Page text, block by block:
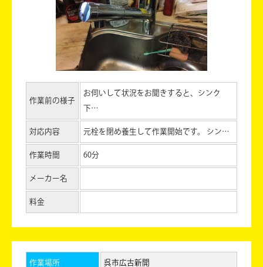
作業前の様子
お伺いして状況をお聞きすると、シンク
下…
対応内容 元栓を閉め養生して作業開始です。 シン…
作業時間 60分
メーカー名
料金
作業場所 呉市広古新開